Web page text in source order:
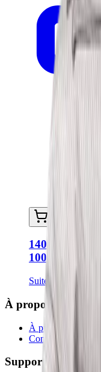
140X220
100% Coton
Suite702
À propos
À propos de nous
Contactez-nous
Support